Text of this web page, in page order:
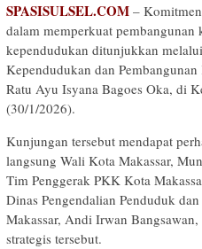
SPASISULSEL.COM –
dalam memperkuat pembangunan
kependudukan ditunjukkan
Kependudukan dan
Ratu Ayu Isyana Bagoes Oka, di
(30/1/2026).
Kunjungan tersebut mendapat
langsung Wali Kota Makassar,
Tim Penggerak PKK Kota
Dinas Pengendalian Penduduk
Makassar, Andi Irwan
strategis tersebut.